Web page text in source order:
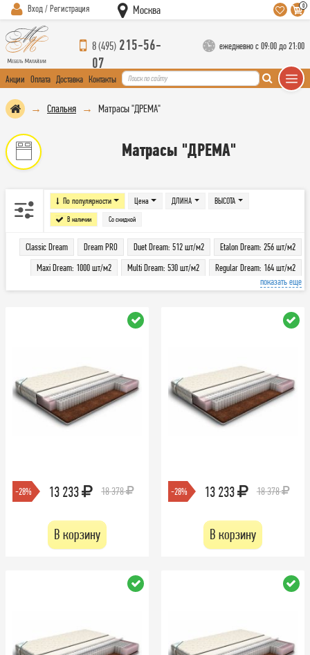
Вход / Регистрация Москва 0
8 (495) 215-56-
07
ежедневно с 09:00 до 21:00
Акции Оплата Доставка Контакты
Спальня Матрасы "ДРЕМА"
Матрасы "ДРЕМА"
По популярности Цена
В наличии Со скидкой
ДЛИНА ВЫСОТА
Classic Dream Dream PRO Duet Dream: 512 шт/м2
Etalon Dream: 256 шт/м2
Maxi Dream: 1000 шт/м2
Multi Dream: 530 шт/м2
Regular Dream: 164 шт/м2
показать еще
-28% 13 233 18 378
В корзину
-28% 13 233 18 378
В корзину